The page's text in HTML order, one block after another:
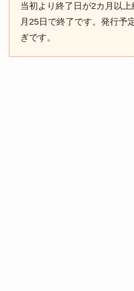
当初より終了日が2カ月以
月25日で終了です。発行予
ぎです。